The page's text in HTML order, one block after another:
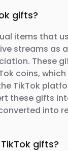
gifts?
items that
streams as
These
coins,
TikTok
these gifts
into
gifts?